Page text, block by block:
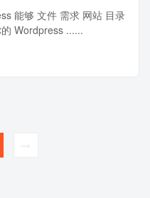
能够 文件 需求 网站 目录
Wordpress ......